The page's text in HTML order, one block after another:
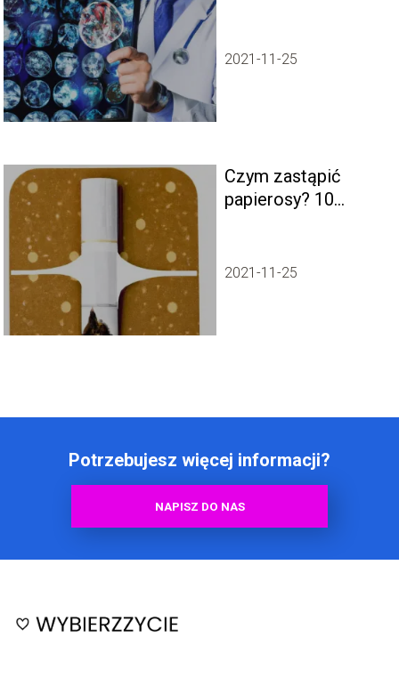
2021-11-25
Czym zastąpić
papierosy? 10
porzucenie nałogu.
2021-11-25
Potrzebujesz więcej informacji?
NAPISZ DO NAS